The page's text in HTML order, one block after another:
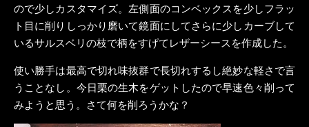
ので少しカスタマイズ。左側面のコンベックスを少しフラッ
ト目に削りしっかり磨いて鏡面にしてさらに少しカーブして
いるサルスベリの枝で柄をすげてレザーシースを作成した。
使い勝手は最高で切れ味抜群で長切れするし絶妙な軽さで言
うことなし。今日栗の生木をゲットしたので早速色々削って
みようと思う。さて何を削ろうかな？